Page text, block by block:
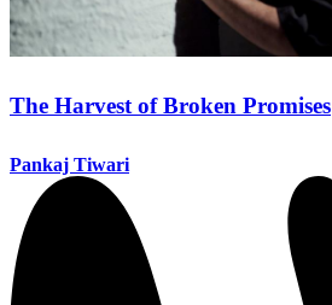
The Harvest of Broken Promises
Pankaj Tiwari